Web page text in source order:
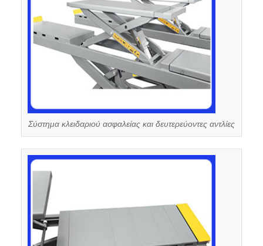
Σύστημα κλειδαριού ασφαλείας και δευτερεύοντες αντλίες